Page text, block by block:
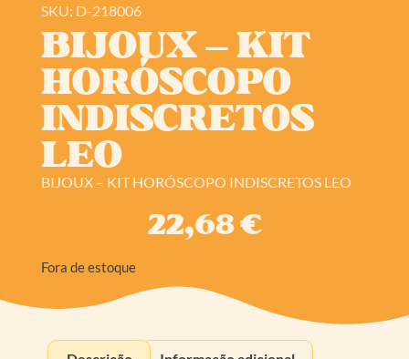
SKU: D-218006
BIJOUX – KIT
HORÓSCOPO
INDISCRETOS
LEO
BIJOUX – KIT HORÓSCOPO INDISCRETOS LEO
22,68€
Fora de estoque